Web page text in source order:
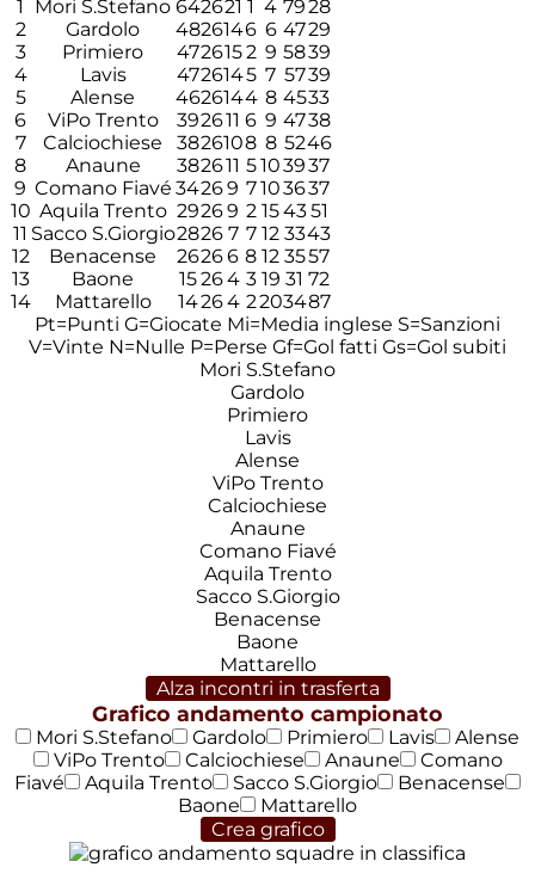
1
Mori S.Stefano 642621 1 4 7928
2
Gardolo 4826146 6 4729
3
Primiero 4726152 9 5839
4
Lavis 4726145 7 5739
5
Alense 4626144 8 4533
6
ViPo Trento 392611 6 9 4738
7
Calciochiese 3826108 8 5246
8
Anaune 382611 5103937
9 Comano Fiavé 34269 7103637
10 Aquila Trento 29269 2 154351
11 Sacco S.Giorgio2826 7 7 12 3343
12
Benacense 26266 8 12 3557
13
Baone 15264 3 19 31 72
14
Mattarello 14264 2203487
Pt=Punti G=Giocate Mi=Media inglese S=Sanzioni
V=Vinte N=Nulle P=Perse Gf=Gol fatti Gs=Gol subiti
Mori S.Stefano
Gardolo
Primiero
Lavis
Alense
ViPo Trento
Calciochiese
Anaune
Comano Fiavé
Aquila Trento
Sacco S.Giorgio
Benacense
Baone
Mattarello
Alza incontri in trasferta
Grafico andamento campionato
Mori S.Stefano Gardolo Primiero Lavis
Alense
ViPo Trento
Calciochiese Anaune
Comano
Fiavé
Aquila Trento Sacco S.Giorgio
Benacense
Baone
Mattarello
Crea grafico